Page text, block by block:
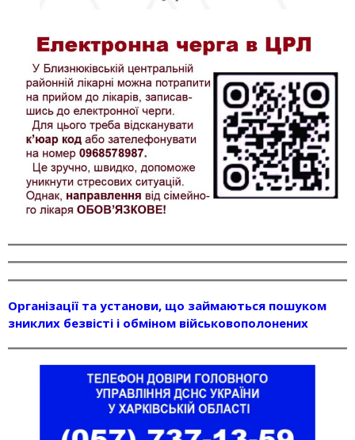
Організації та установи, що займаються пошуком
зниклих безвісті і обміном військовополонених